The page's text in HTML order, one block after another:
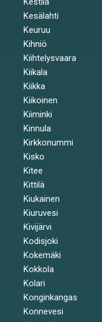
Kesälahti
Keuruu
Kihniö
Kiihtelysvaara
Kiikala
Kiikka
Kiikoinen
Kiiminki
Kinnula
Kirkkonummi
Kisko
Kitee
Kittilä
Kiukainen
Kiuruvesi
Kivijärvi
Kodisjoki
Kokemäki
Kokkola
Kolari
Konginkangas
Konnevesi